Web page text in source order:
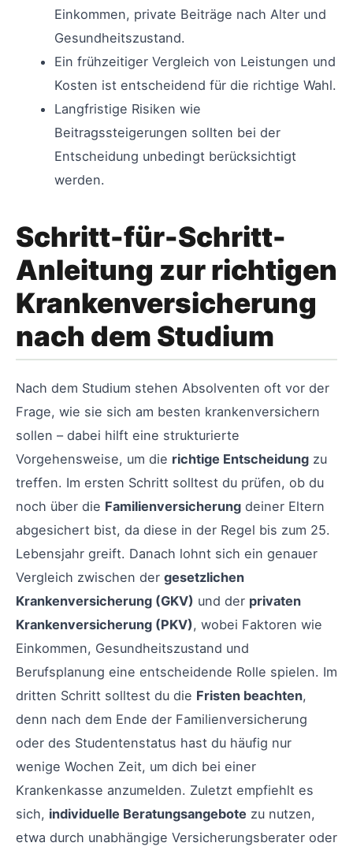
Einkommen, private Beiträge nach Alter und
Gesundheitszustand.
Ein frühzeitiger Vergleich von Leistungen und
Kosten ist entscheidend für die richtige Wahl.
Langfristige Risiken wie
Beitragssteigerungen sollten bei der
Entscheidung unbedingt berücksichtigt
werden.
Schritt-für-Schritt-
Anleitung zur richtigen
Krankenversicherung
nach dem Studium
Nach dem Studium stehen Absolventen oft vor der
Frage, wie sie sich am besten krankenversichern
sollen – dabei hilft eine strukturierte
Vorgehensweise, um die richtige Entscheidung zu
treffen. Im ersten Schritt solltest du prüfen, ob du
noch über die Familienversicherung deiner Eltern
abgesichert bist, da diese in der Regel bis zum 25.
Lebensjahr greift. Danach lohnt sich ein genauer
Vergleich zwischen der gesetzlichen
Krankenversicherung (GKV) und der privaten
Krankenversicherung (PKV), wobei Faktoren wie
Einkommen, Gesundheitszustand und
Berufsplanung eine entscheidende Rolle spielen. Im
dritten Schritt solltest du die Fristen beachten,
denn nach dem Ende der Familienversicherung
oder des Studentenstatus hast du häufig nur
wenige Wochen Zeit, um dich bei einer
Krankenkasse anzumelden. Zuletzt empfiehlt es
sich, individuelle Beratungsangebote zu nutzen,
etwa durch unabhängige Versicherungsberater oder